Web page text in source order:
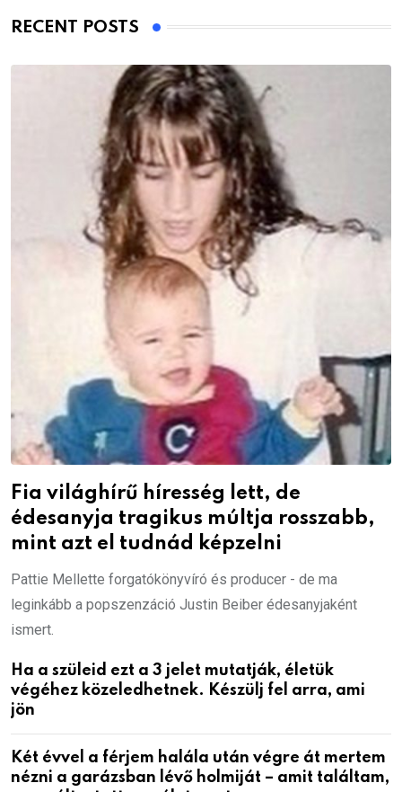
RECENT POSTS
Fia világhírű híresség lett, de
édesanyja tragikus múltja rosszabb,
mint azt el tudnád képzelni
Pattie Mellette forgatókönyvíró és producer - de ma
leginkább a popszenzáció Justin Beiber édesanyjaként
ismert.
Ha a szüleid ezt a 3 jelet mutatják, életük
végéhez közeledhetnek. Készülj fel arra, ami
jön
Két évvel a férjem halála után végre át mertem
nézni a garázsban lévő holmiját – amit találtam,